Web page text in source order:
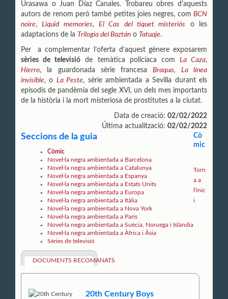
Urasawa o Juan Díaz Canales. Trobareu obres d'aquests
autors de renom però també petites joies negres, com BCN
noire,Liquid memories,El Cas del tiquet misteriós o les
adaptacions de la Trilogia del Baztán o Tatuaje.
Per a complementar l’oferta d’aquest gènere exposarem
sèries de televisió de temàtica policíaca com La Caza,
Hierro, la guardonada sèrie francesaBraquo, La línea
invisible, o La Peste, sèrie ambientada a Sevilla durant els
episodis de pandèmia del segle XVI, un dels mes importants
de la història i la mort misteriosa de prostitutes a la ciutat.
Data de creació: 02/02/2022
Última actualització: 02/02/2022
Seccions de la guia
Còmic
Novel·la negra ambientada a Barcelona
Novel·la negra ambientada a Catalunya
Novel·la negra ambientada a Espanya
Novel·la negra ambientada a Estats Units
Novel·la negra ambientada a Europa
Novel·la negra ambientada a Itàlia
Novel·la negra ambientada a Nova York
Novel·la negra ambientada a París
Novel·la negra ambientada a Suècia, Noruega i Islàndia
Novel·la negra ambientada a Àfrica i Àsia
Sèries de televisió
Cò
mic
DOCUMENTS RECOMANATS
20th Century Boys
Torn
a a
l'inic
i